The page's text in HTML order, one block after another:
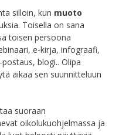
silloin, kun muoto
Toisella on sana
toisen persoona
e-kirja, infograafi,
blogi.. Olipa
aikaa sen suunnitteluun
suoraan
oikolukuohjelmassa ja